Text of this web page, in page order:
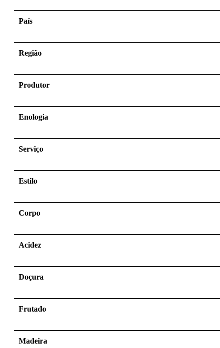
País
Região
Produtor
Enologia
Serviço
Estilo
Corpo
Acidez
Doçura
Frutado
Madeira